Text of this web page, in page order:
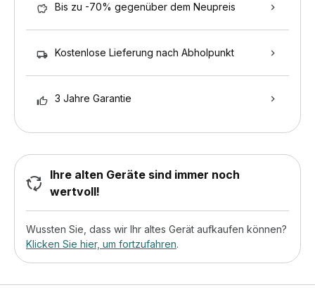
Bis zu -70% gegenüber dem Neupreis
Kostenlose Lieferung nach Abholpunkt
3 Jahre Garantie
Ihre alten Geräte sind immer noch
wertvoll!
Wussten Sie, dass wir Ihr altes Gerät aufkaufen können?
Klicken Sie hier, um fortzufahren.